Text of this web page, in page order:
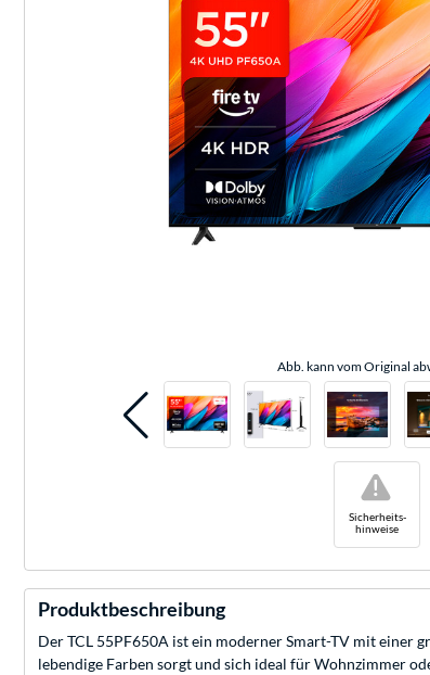
Abb. kann vom Original
Sicherheits-
hinweise
!
Produktbeschreibung
Der TCL 55PF650A ist ein moderner Smart-TV mit einer
lebendige Farben sorgt und sich ideal für Wohnzimmer